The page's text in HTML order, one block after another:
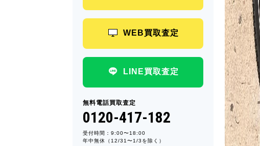
WEB買取査定
LINE買取査定
無料電話買取査定
0120-417-182
受付時間：9:00〜18:00
年中無休（12/31〜1/3を除く）